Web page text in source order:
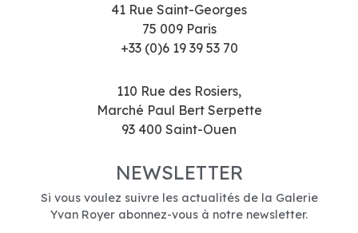
41 Rue Saint-Georges
75 009 Paris
+33 (0)6 19 39 53 70
110 Rue des Rosiers,
Marché Paul Bert Serpette
93 400 Saint-Ouen
NEWSLETTER
Si vous voulez suivre les actualités de la Galerie
Yvan Royer abonnez-vous à notre newsletter.